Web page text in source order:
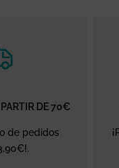
DE 70€
de pedidos